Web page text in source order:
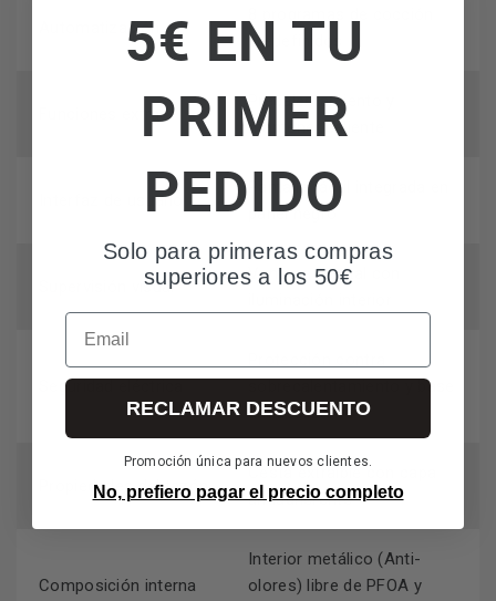
Automatización
predefinidos
Funciones extra
Precalentamiento y
mantener caliente
Interfaz de usuario
Pantalla táctil integrada en
panel negro
Supervisión visual
Ventana frontal con
Seguridad eléctrica
sobrecalentamiento y base
antideslizante
Propiedades del tazón
Cesta extraíble con capa
antiadherente
Composición interna
Interior metálico (Anti-
olores) libre de PFOA y
5€ EN TU
PRIMER
PEDIDO
Solo para primeras compras
superiores a los 50€
Email
RECLAMAR DESCUENTO
Promoción única para nuevos clientes.
No, prefiero pagar el precio completo